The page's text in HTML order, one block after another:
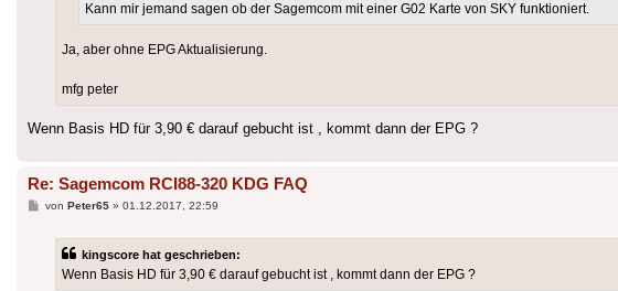
Kann mir jemand sagen ob der Sagemcom mit einer G02 Karte von SKY funktioniert.
Ja, aber ohne EPG Aktualisierung.
mfg peter
Wenn Basis HD für 3,90 € darauf gebucht ist , kommt dann der EPG ?
Re: Sagemcom RCI88-320 KDG FAQ
Beitrag
von Peter65» 01.12.2017, 22:59
kingscore hat geschrieben:
Wenn Basis HD für 3,90 € darauf gebucht ist , kommt dann der EPG ?